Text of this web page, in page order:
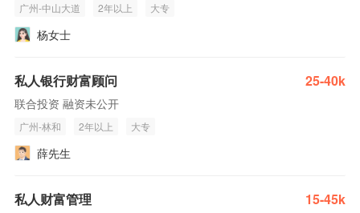
广州-中山大道 2年以上 大专
杨女士
私人银行财富顾问 25-40k
联合投资 融资未公开
广州-林和 2年以上 大专
薛先生
私人财富管理 15-45k